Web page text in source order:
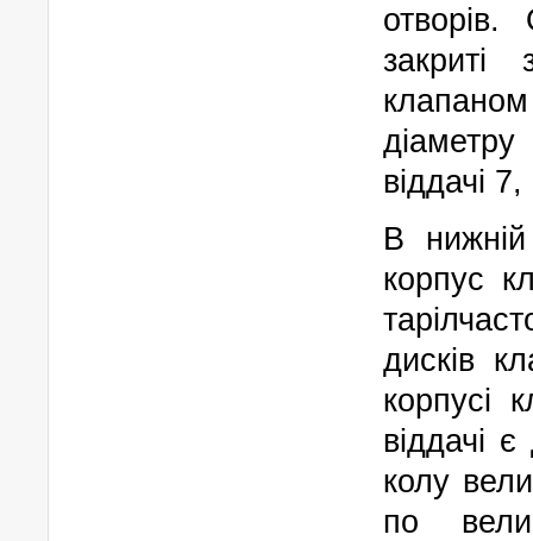
закриті
віддачі
В нижній
корпус
дисків
корпусі
віддачі
колу
по